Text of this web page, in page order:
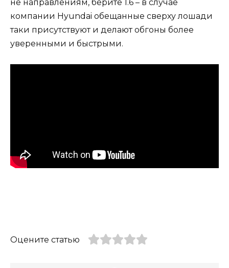
не направлениям, берите 1.6 – в случае
компании Hyundai обещанные сверху лошади
таки присутствуют и делают обгоны более
уверенными и быстрыми.
Оцените статью